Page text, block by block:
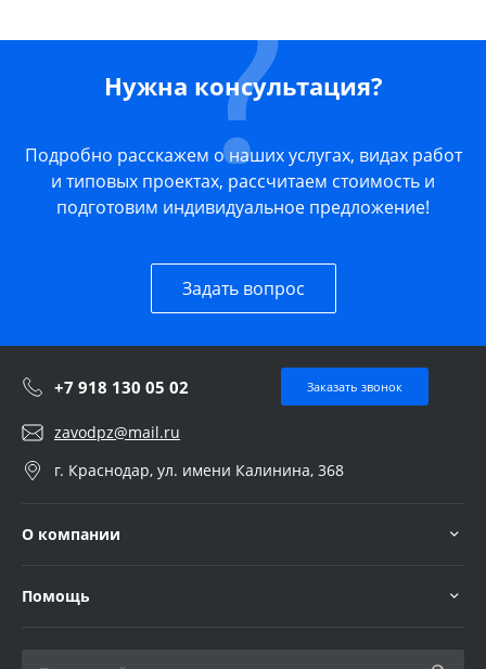
Нужна консультация?
Подробно расскажем о наших услугах, видах работ
и типовых проектах, рассчитаем стоимость и
подготовим индивидуальное предложение!
Задать вопрос
+7 918 130 05 02 Заказать звонок
zavodpz@mail.ru
г. Краснодар, ул. имени Калинина, 368
О компании
Помощь